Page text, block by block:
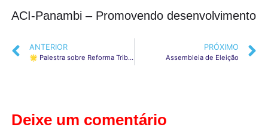
ACI-Panambi – Promovendo desenvolvimento
ANTERIOR
🌟 Palestra sobre Reforma Tributária!
PRÓXIMO
Assembleia de Eleição
Deixe um comentário